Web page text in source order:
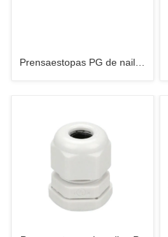
Prensaestopas PG de nailon